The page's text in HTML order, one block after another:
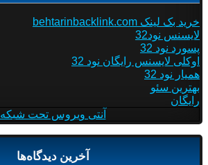
خرید بک لینک behtarinbacklink.com
لایسنس نود32
پسورد نود 32
اوکلی لایسنس رایگان نود 32
همیار نود 32
بهترین سئو
رایگان
آنتی ویروس تحت شبکه
آخرین دیدگاه‌ها